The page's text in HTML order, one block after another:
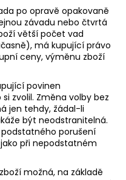
po opravě opakovaně
závadu nebo čtvrtá
větší počet vad
má kupující právo
ceny, výměnu zboží
povinen
zvolil. Změna volby bez
jen tehdy, žádal-li
být neodstranitelná.
porušení
při nepodstatném
možná, na základě